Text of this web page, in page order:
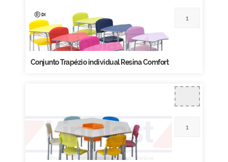
Conjunto Trapézio individual Resina Comfort